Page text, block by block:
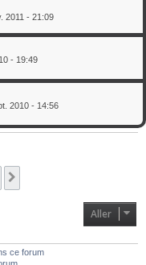
2011 - 21:09
- 19:49
2010 - 14:56
Aller
ce forum